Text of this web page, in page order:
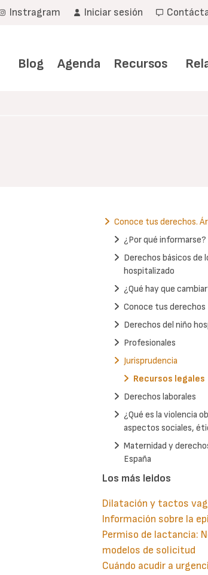
Instragram Iniciar sesión
Blog Agenda Recursos
Conoce tus derechos.
¿Por qué
Derechos básicos de
hospitalizado
¿Qué hay que
Conoce tus derechos
Derechos del niño
Profesionales
Jurisprudencia
Recursos legales
Derechos laborales
¿Qué es la violencia
aspectos sociales,
Maternidad y
España
Los más leidos
Dilatación y tactos
Información sobre la
Permiso de lactancia:
modelos de solicitud
Cuándo acudir a